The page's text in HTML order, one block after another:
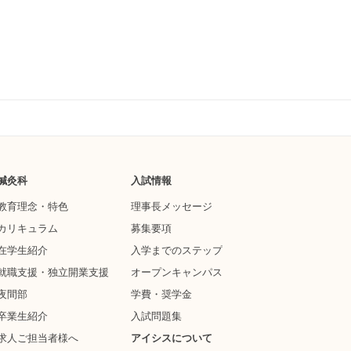
灸科
育理念・特色
リキュラム
学生紹介
職支援・独立開業支援
間部
業生紹介
人ご担当者様へ
入試情報
理事長メッセージ
募集要項
入学までのステップ
オープンキャンパス
学費・奨学金
入試問題集
アイシスについて